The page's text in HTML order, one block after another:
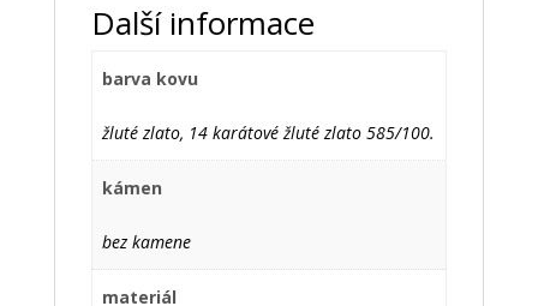
Další informace
barva kovu
žluté zlato, 14 karátové žluté zlato 585/100.
kámen
bez kamene
materiál